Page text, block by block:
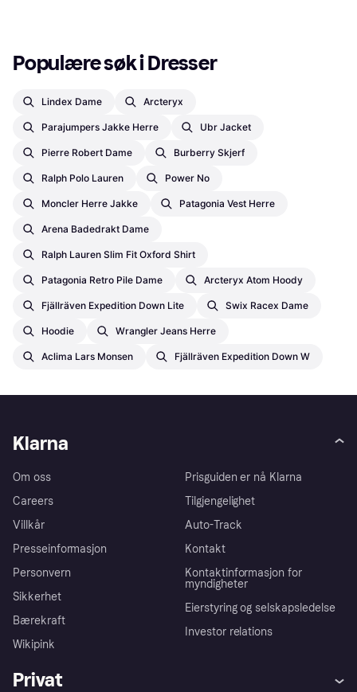
Populære søk i Dresser
Lindex Dame Arcteryx
Parajumpers Jakke Herre Ubr Jacket
Pierre Robert Dame Burberry Skjerf
Ralph Polo Lauren Power No
Moncler Herre Jakke Patagonia Vest Herre
Arena Badedrakt Dame
Ralph Lauren Slim Fit Oxford Shirt
Patagonia Retro Pile Dame Arcteryx Atom Hoody
Fjällräven Expedition Down Lite Swix Racex Dame
Hoodie Wrangler Jeans Herre
Aclima Lars Monsen Fjällräven Expedition Down W
Klarna
Om oss
Careers
Villkår
Presseinformasjon
Personvern
Sikkerhet
Bærekraft
Wikipink
Prisguiden er nå Klarna
Tilgjengelighet
Auto-Track
Kontakt
Kontaktinformasjon for
myndigheter
Eierstyring og selskapsledelse
Investor relations
Privat